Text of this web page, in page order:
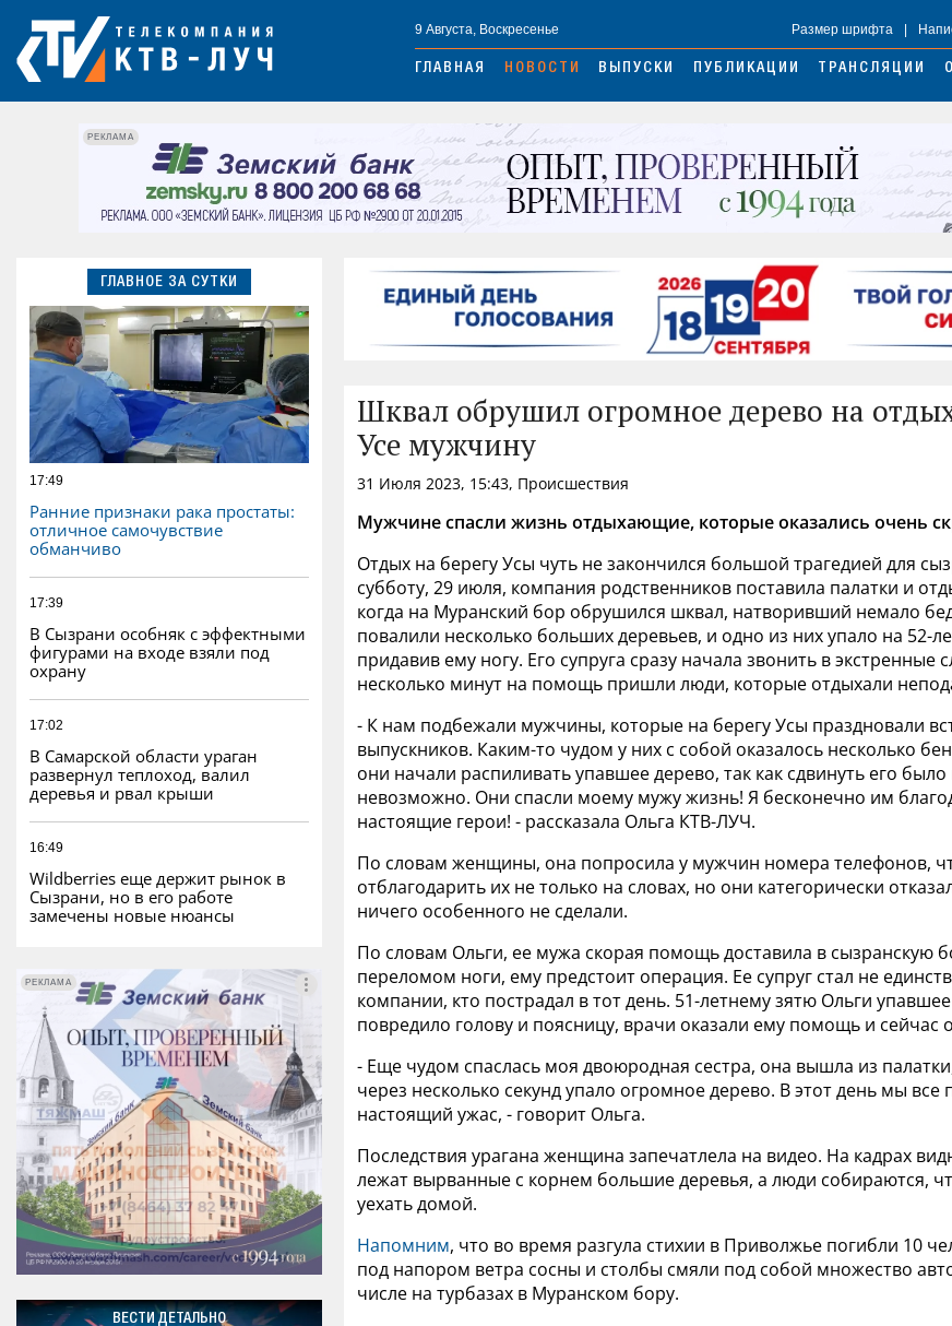
9 Августа, Воскресенье Размер шрифта
ГЛАВНАЯ НОВОСТИ ВЫПУСКИ ПУБЛИКАЦИИ ТРАНСЛЯЦИИ
РЕКЛАМА
ГЛАВНОЕ ЗА СУТКИ
17:49
Ранние признаки рака простаты:
отличное самочувствие
обманчиво
17:39
В Сызрани особняк с эффектными
фигурами на входе взяли под
охрану
17:02
В Самарской области ураган
развернул теплоход, валил
деревья и рвал крыши
16:49
Wildberries еще держит рынок в
Сызрани, но в его работе
замечены новые нюансы
РЕКЛАМА
РЕКЛАМА
ВЕСТИ ДЕТАЛЬНО
Шквал обрушил огромное дерево на
Усе мужчину
31 Июля 2023, 15:43, Происшествия
Мужчине спасли жизнь отдыхающие, которые оказались очень
Отдых на берегу Усы чуть не закончился большой трагедией для
субботу, 29 июля, компания родственников поставила палатки и
когда на Муранский бор обрушился шквал, натворивший немало
повалили несколько больших деревьев, и одно из них упало на 52-
придавив ему ногу. Его супруга сразу начала звонить в экстренные
несколько минут на помощь пришли люди, которые отдыхали
- К нам подбежали мужчины, которые на берегу Усы праздновали
выпускников. Каким-то чудом у них с собой оказалось несколько
они начали распиливать упавшее дерево, так как сдвинуть его было
невозможно. Они спасли моему мужу жизнь! Я бесконечно им
настоящие герои! - рассказала Ольга КТВ-ЛУЧ.
По словам женщины, она попросила у мужчин номера телефонов,
отблагодарить их не только на словах, но они категорически
ничего особенного не сделали.
По словам Ольги, ее мужа скорая помощь доставила в сызранскую
переломом ноги, ему предстоит операция. Ее супруг стал не
компании, кто пострадал в тот день. 51-летнему зятю Ольги
повредило голову и поясницу, врачи оказали ему помощь и сейчас
- Еще чудом спаслась моя двоюродная сестра, она вышла из
через несколько секунд упало огромное дерево. В этот день мы все
настоящий ужас, - говорит Ольга.
Последствия урагана женщина запечатлела на видео. На кадрах
лежат вырванные с корнем большие деревья, а люди собираются,
уехать домой.
Напомним, что во время разгула стихии в Приволжье погибли 10
под напором ветра сосны и столбы смяли под собой множество
числе на турбазах в Муранском бору.